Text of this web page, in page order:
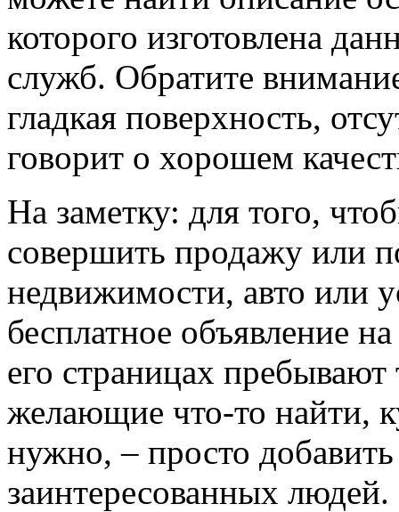
которого изготовлена
служб. Обратите
гладкая поверхность,
говорит о хорошем
На заметку: для того,
совершить продажу или
недвижимости, авто или
бесплатное объявление
его страницах пребывают
желающие что-то найти,
нужно, – просто
заинтересованных людей.